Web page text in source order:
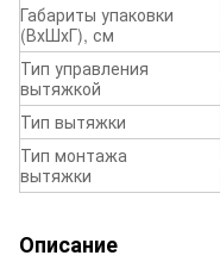
Габариты упаковки
(ВхШхГ), см
Тип управления
вытяжкой
Тип вытяжки
Тип монтажа
вытяжки
Описание